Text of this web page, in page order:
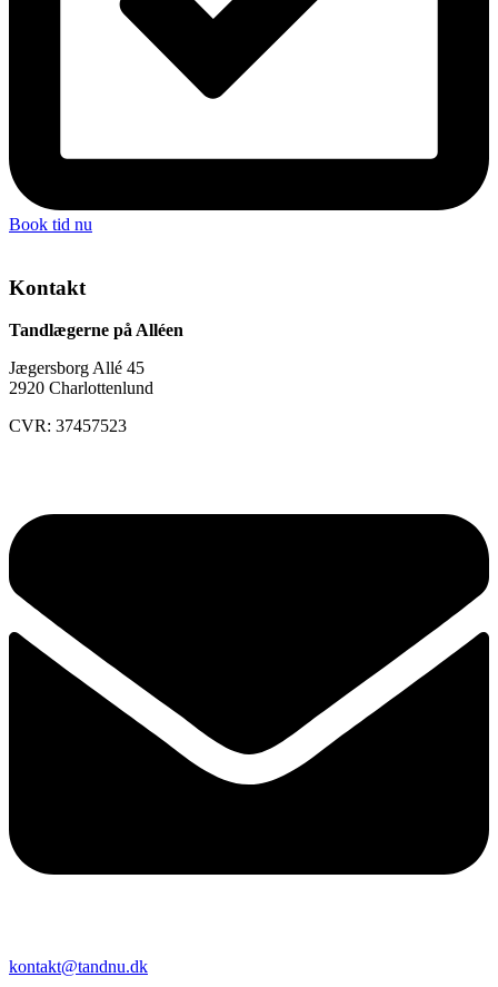
Book tid nu
Kontakt
Tandlægerne på Alléen
Jægersborg Allé 45
2920 Charlottenlund
CVR: 37457523
kontakt@tandnu.dk